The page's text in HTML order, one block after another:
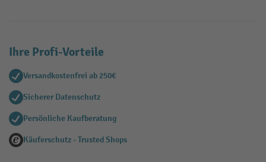
Ihre Profi-Vorteile
Versandkostenfrei ab 250€
Sicherer Datenschutz
Persönliche Kaufberatung
Käuferschutz - Trusted Shops